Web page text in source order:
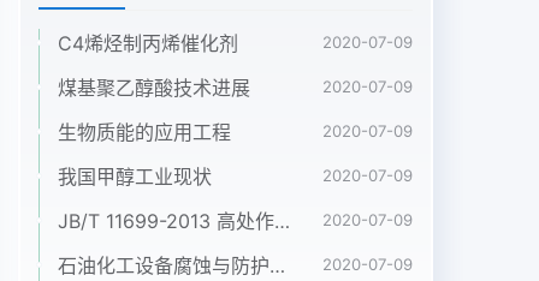
生物曝气滤池法等生物膜法技术都取得了重大突破并
已经正式在实际生产中使用。2.1高负荷生物滤池、
固体接触，这种污水处理方法是被美国作为城市污水
程西北设计研究院与兰州铁道学院联合开发，在通过
试验室、中间试验和工程生产试验等各个环节的全流
计参数建设的两宓污水量为10x 10/m?/d的规模处理
厂已经投入生产中使用。中国煤化工MHCNMH
C4烯烃制丙烯催化剂 2020-07-09
煤基聚乙醇酸技术进展 2020-07-09
生物质能的应用工程 2020-07-09
我国甲醇工业现状 2020-07-09
JB/T 11699-2013 高处作业吊篮安装、拆卸、使用技术规程 2020-07-09
石油化工设备腐蚀与防护参考书十本免费下载，绝版珍藏 2020-07-09